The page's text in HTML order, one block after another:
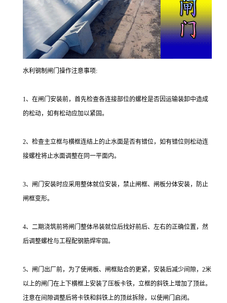
水利钢制闸门操作注意事项:
1、在闸门安装前，首先检查各连接部位的螺栓是否因运输装卸中造成
的松动，如有松动应加以紧固。
2、检查主立框与横框连结上的止水面是否有错位，如有错位则松动连
接螺栓将止水面调整在同一平面内。
3、闸门安装时应采用整体就位安装，禁止闸框、闸板分体安装，防止
闸框变形。
4、二期浇筑前将闸门整体吊装就位后找好前后、左右的正确位置，然
后调整螺栓与工程配钢筋焊牢固。
5、闸门出厂前，为了使闸板、闸框贴合的更紧，安装后减少间隙，2米
以上的闸门在上下横框上安装了压板卡铁，立框的斜铁上增加了顶丝。
注意在间隙调整后将卡铁和斜铁上的顶丝拆除，以使闸门启闭。